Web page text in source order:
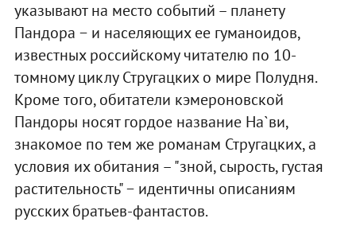
указывают на место событий – планету
Пандора − и населяющих ее гуманоидов,
известных российскому читателю по 10-
томному циклу Стругацких о мире Полудня.
Кроме того, обитатели кэмероновской
Пандоры носят гордое название На`ви,
знакомое по тем же романам Стругацких, а
условия их обитания – "зной, сырость, густая
растительность" − идентичны описаниям
русских братьев-фантастов.